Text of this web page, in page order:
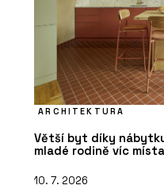
ARCHITEKTURA
Větší byt díky
mladé rodině víc
10. 7. 2026